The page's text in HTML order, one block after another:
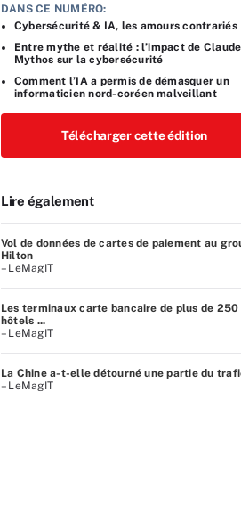
DANS CE NUMÉRO:
Cybersécurité & IA, les amours contrariés
Entre mythe et réalité : l’impact de Claude
Mythos sur la cybersécurité
Comment l’IA a permis de démasquer un
informaticien nord-coréen malveillant
Télécharger cette édition
Lire également
Vol de données de cartes de paiement au
Hilton
– LeMagIT
Les terminaux carte bancaire de plus de 250
hôtels ...
– LeMagIT
La Chine a-t-elle détourné une partie du
– LeMagIT